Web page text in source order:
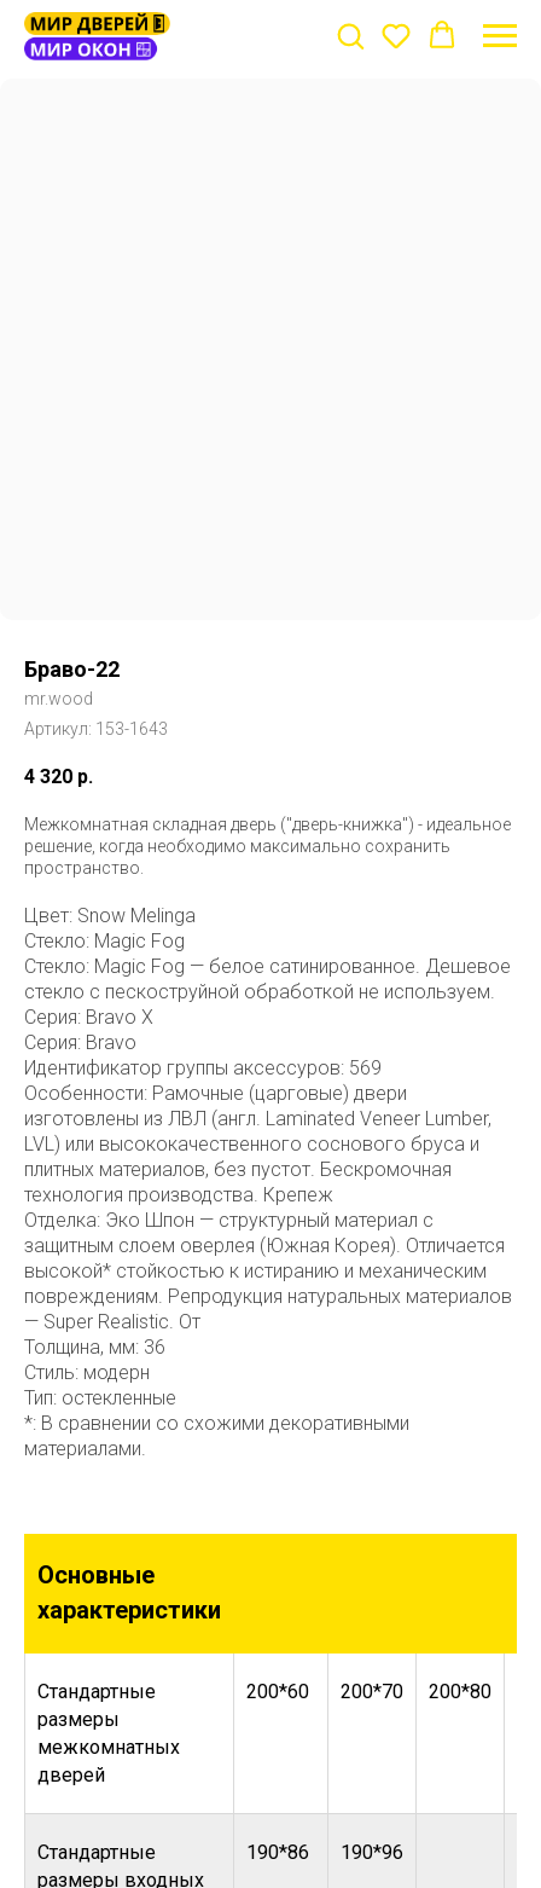
Браво-22
mr.wood
Артикул: 153-1643
4 320 р.
Межкомнатная складная дверь ("дверь-книжка") - идеальное
решение, когда необходимо максимально сохранить
пространство.
Цвет: Snow Melinga
Стекло: Magic Fog
Стекло: Magic Fog — белое сатинированное. Дешевое
стекло с пескоструйной обработкой не используем.
Серия: Bravo X
Серия: Bravo
Идентификатор группы аксессуров: 569
Особенности: Рамочные (царговые) двери
изготовлены из ЛВЛ (англ. Laminated Veneer Lumber,
LVL) или высококачественного соснового бруса и
плитных материалов, без пустот. Бескромочная
технология производства. Крепеж
Отделка: Эко Шпон — структурный материал с
защитным слоем оверлея (Южная Корея). Отличается
высокой* стойкостью к истиранию и механическим
повреждениям. Репродукция натуральных материалов
— Super Realistic. От
Толщина, мм: 36
Стиль: модерн
Тип: остекленные
*: В сравнении со схожими декоративными
материалами.
Основные
характеристики
Стандартные
размеры
межкомнатных
дверей
200*60 200*70 200*80
Стандартные
размеры входных
190*86 190*96